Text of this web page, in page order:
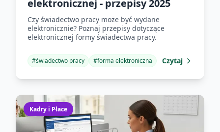
elektronicznej - przepisy 2025
Czy świadectwo pracy może być wydane
elektronicznie? Poznaj przepisy dotyczące
elektronicznej formy świadectwa pracy.
#świadectwo pracy #forma elektroniczna Czytaj
Kadry i Płace